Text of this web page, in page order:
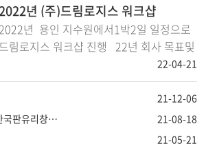
년 (주)드림로지스 워크샵
2022년 용인 지수원에서1박2일 일정으로
드림로지스 워크샵 진행 22년 회사 목표및
각 센터별 업무 이해도및 상호 교류를 통한
대관계를 주..
22-04-21
21-12-06
드림로지스(주)와 (사)한국판유리창호협회 업무협약
21-08-18
21-05-21